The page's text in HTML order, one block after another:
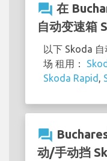
question_answer 在
自动变速箱
以下 Skoda
场 租用：
Skoda Rapid ,
question_answer
动/手动挡